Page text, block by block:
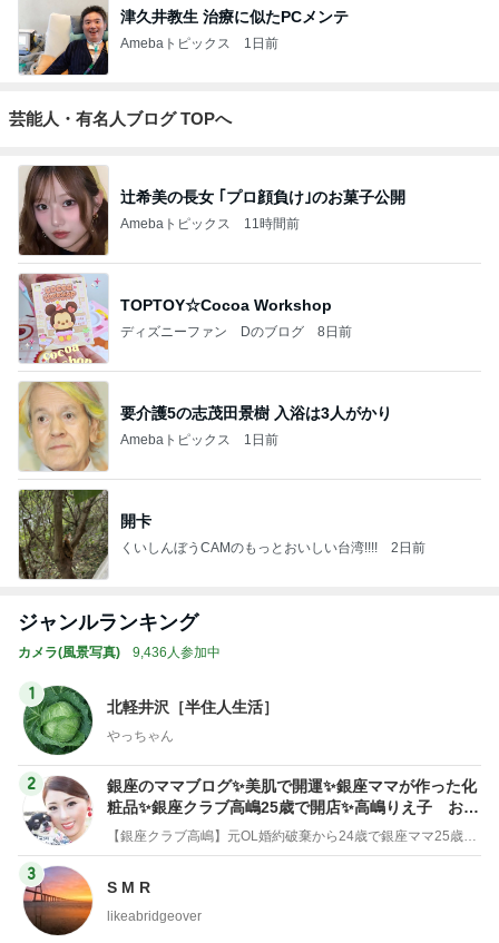
津久井教生 治療に似たPCメンテ
Amebaトピックス 1日前
芸能人・有名人ブログ TOPへ
辻希美の長女 ｢プロ顔負け｣のお菓子公開
Amebaトピックス 11時間前
TOPTOY☆Cocoa Workshop
ディズニーファン Dのブログ 8日前
要介護5の志茂田景樹 入浴は3人がかり
Amebaトピックス 1日前
開卡
くいしんぼうCAMのもっとおいしい台湾!!!! 2日前
ジャンルランキング
カメラ(風景写真) 9,436人参加中
1
北軽井沢［半住人生活］
やっちゃん
2
銀座のママブログ✨美肌で開運✨銀座ママが作った化
粧品✨銀座クラブ高嶋25歳で開店✨高嶋りえ子 お着
物でエルメス バーキン コーデ
【銀座クラブ高嶋】元OL婚約破棄から24歳で銀座ママ25歳でオーナーママ銀座 美肌で開運♡パワースポット巡り高嶋りえ子ブログ
3
S M R
likeabridgeover